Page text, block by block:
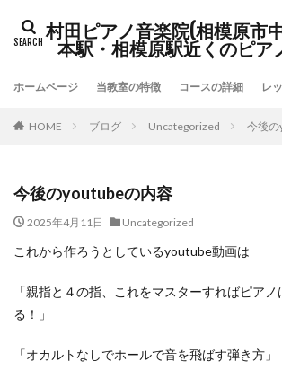
村田ピアノ音楽院(相模原市
本駅・相模原駅近くのピア
ホームページ 当教室の特徴 コースの詳細 レ
HOME ブログ Uncategorized 今後の
今後のyoutubeの内容
2025年4月11日 Uncategorized
これから作ろうとしているyoutube動画は
「親指と４の指、これをマスターすればピア
る！」
「オカルトなしでホールで音を飛ばす弾き方」